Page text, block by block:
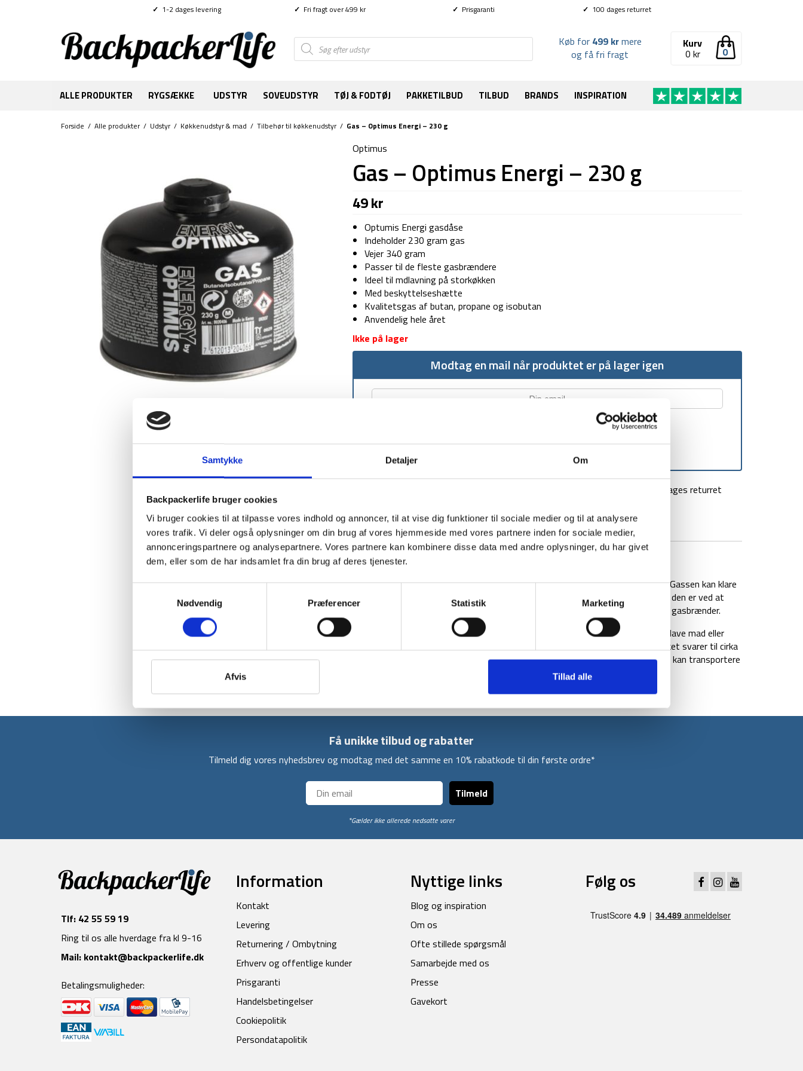
Samtykke Detaljer Om
Backpackerlife bruger cookies
Vi bruger cookies til at tilpasse vores indhold og annoncer, til at vise dig funktioner til sociale medier og til at analysere
vores trafik. Vi deler også oplysninger om din brug af vores hjemmeside med vores partnere inden for sociale medier,
annonceringspartnere og analysepartnere. Vores partnere kan kombinere disse data med andre oplysninger, du har givet
dem, eller som de har indsamlet fra din brug af deres tjenester.
Nødvendig
Præferencer Statistik Marketing
Afvis Tillad alle
✓ 1-2 dages levering ✓ Fri fragt over 499 kr ✓ Prisgaranti ✓ 100 dages returret
Products
search 0
Kurv
0 kr
Køb for 499 krmere
og få fri fragt
ALLE PRODUKTER RYGSÆKKE UDSTYR SOVEUDSTYR TØJ & FODTØJ PAKKETILBUD TILBUD BRANDS INSPIRATION
Forside / Alle produkter/ Udstyr/ Køkkenudstyr & mad / Tilbehør til køkkenudstyr/ Gas – Optimus Energi – 230 g
Optimus
Gas – Optimus Energi – 230 g
49kr
Optumis Energi gasdåse
Indeholder 230 gram gas
Vejer 340 gram
Passer til de fleste gasbrændere
Ideel til mdlavning på storkøkken
Med beskyttelseshætte
Kvalitetsgas af butan, propane og isobutan
Anvendelig hele året
Ikke på lager
Modtag en mail når produktet er på lager igen
100 dages returret
Optimus gasdåse med høj kvalitet gasblanding af butan, propane og isobutan. Gassen kan klare
hårde vejrforhold både vinter og sommer. Dåsen giver et konstant tryk selvom den er ved at
være tom. Den gode kvalitet sikrer, at gas ikke forringer eller tilstopper ikke din gasbrænder.
Optimus Energi passer til mange forskellige brændere. Den er ideel hvis du skal lave mad eller
varme vand udendørs på et stormkøkken. Dåsen indeholder 230 gram gas, hvilket svarer til cirka
24 liter kogt vand. Dåsen er forsynet med en beskyttelseshætte, så du sikkert kan transportere
Få unikke tilbud og rabatter
Tilmeld dig vores nyhedsbrev og modtag med det samme en 10% rabatkode til din første ordre*
Tilmeld
*Gælder ikke allerede nedsatte varer
Tlf: 42 55 59 19
Ring til os alle hverdage fra kl 9-16
Mail: kontakt@backpackerlife.dk
Betalingsmuligheder:
Information
Kontakt
Levering
Returnering / Ombytning
Erhverv og offentlige kunder
Prisgaranti
Handelsbetingelser
Cookiepolitik
Persondatapolitik
Nyttige links
Blog og inspiration
Om os
Ofte stillede spørgsmål
Samarbejde med os
Presse
Gavekort
Følg os